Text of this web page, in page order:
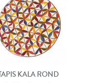
KALA ROND